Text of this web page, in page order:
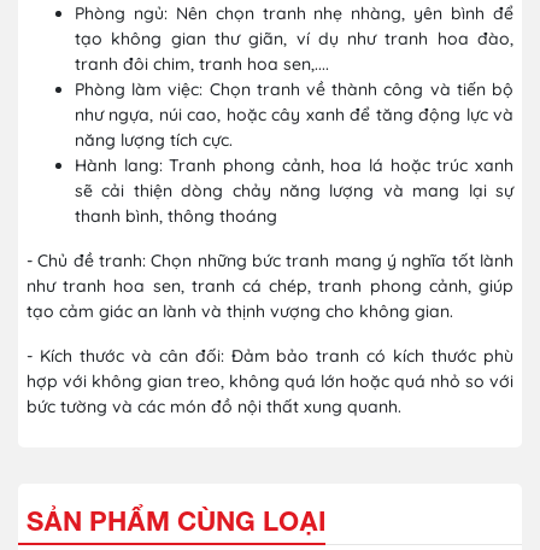
Phòng ngủ: Nên chọn tranh nhẹ nhàng, yên bình để
tạo không gian thư giãn, ví dụ như tranh hoa đào,
tranh đôi chim, tranh hoa sen,....
Phòng làm việc: Chọn tranh về thành công và tiến bộ
như ngựa, núi cao, hoặc cây xanh để tăng động lực và
năng lượng tích cực.
Hành lang: Tranh phong cảnh, hoa lá hoặc trúc xanh
sẽ cải thiện dòng chảy năng lượng và mang lại sự
thanh bình, thông thoáng
- Chủ đề tranh: Chọn những bức tranh mang ý nghĩa tốt lành
như tranh hoa sen, tranh cá chép, tranh phong cảnh, giúp
tạo cảm giác an lành và thịnh vượng cho không gian.
- Kích thước và cân đối: Đảm bảo tranh có kích thước phù
hợp với không gian treo, không quá lớn hoặc quá nhỏ so với
bức tường và các món đồ nội thất xung quanh.
SẢN PHẨM CÙNG LOẠI